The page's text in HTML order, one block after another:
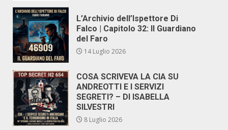
L’Archivio dell’Ispettore Di
Falco | Capitolo 32: Il Guardiano
del Faro
14 Luglio 2026
COSA SCRIVEVA LA CIA SU
ANDREOTTI E I SERVIZI
SEGRETI? – DI ISABELLA
SILVESTRI
8 Luglio 2026